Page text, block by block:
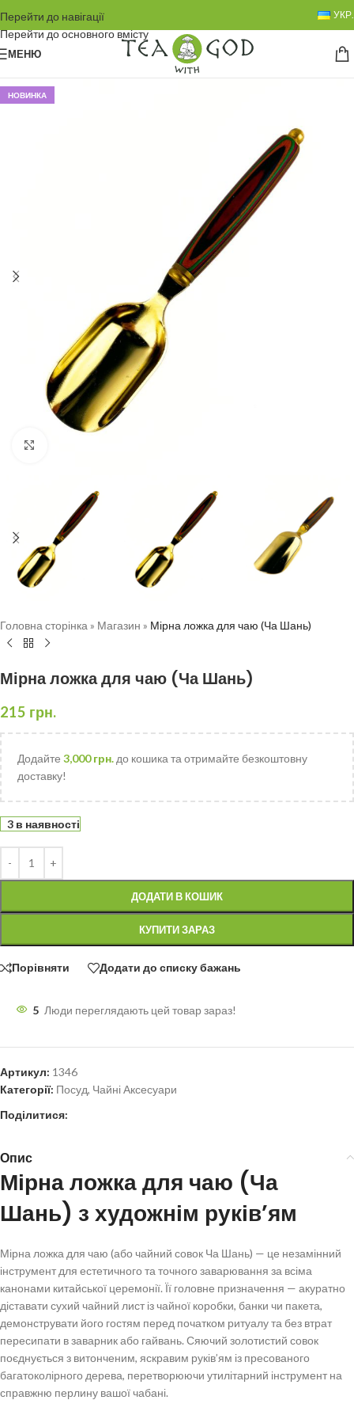
Перейти до навігації
Перейти до основного вмісту
УКР.
МЕНЮ
НОВИНКА
Головна сторінка » Магазин » Мірна ложка для чаю (Ча Шань)
Мірна ложка для чаю (Ча Шань)
215 грн.
Додайте 3,000грн. до кошика та отримайте безкоштовну
доставку!
3 в наявності
ДОДАТИ В КОШИК
КУПИТИ ЗАРАЗ
Порівняти Додати до списку бажань
5 Люди переглядають цей товар зараз!
Артикул: 1346
Категорії: Посуд, Чайні Аксесуари
Поділитися:
Опис
Мірна ложка для чаю (Ча
Шань) з художнім руків’ям
Мірна ложка для чаю (або чайний совок Ча Шань) — це незамінний
інструмент для естетичного та точного заварювання за всіма
канонами китайської церемонії. Її головне призначення — акуратно
діставати сухий чайний лист із чайної коробки, банки чи пакета,
демонструвати його гостям перед початком ритуалу та без втрат
пересипати в заварник або гайвань. Сяючий золотистий совок
поєднується з витонченим, яскравим руків’ям із пресованого
багатоколірного дерева, перетворюючи утилітарний інструмент на
справжню перлину вашої чабані.